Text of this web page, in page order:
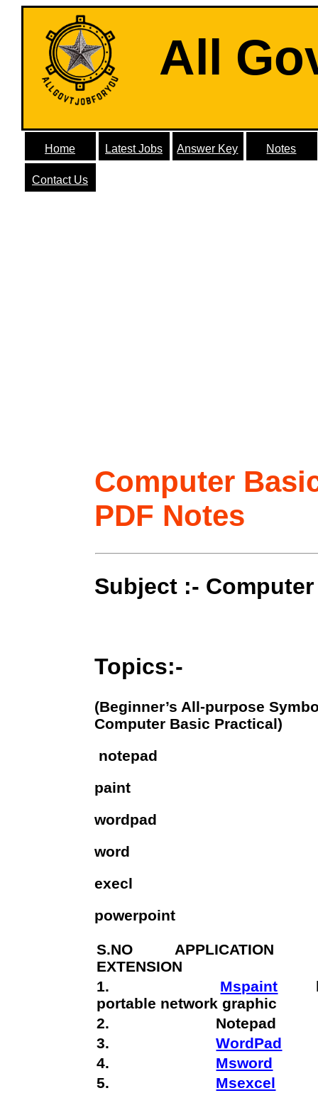
All
Home Latest Jobs Answer Key Notes
Contact Us
Computer
PDF Notes
Subject :-
Topics:-
(Beginner’s All-purpose
Computer Basic Practical)
notepad
paint
wordpad
word
execl
powerpoint
S.NO
EXTENSION
1. Mspaint
portable network graphic
2. Notepad
3.WordPad
4. Msword
5. Msexcel